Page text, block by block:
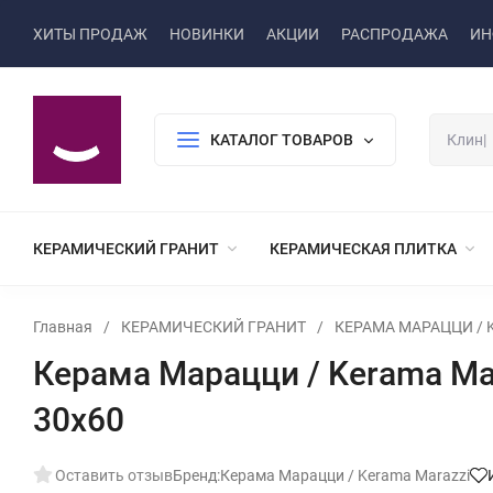
ХИТЫ ПРОДАЖ НОВИНКИ АКЦИИ РАСПРОДАЖА
КАТАЛОГ ТОВАРОВ
КЕРАМИЧЕСКИЙ ГРАНИТ КЕРАМИЧЕСКАЯ ПЛИТКА
Главная / КЕРАМИЧЕСКИЙ ГРАНИТ / КЕРАМА МАРАЦЦИ /
Керама Марацци / Kerama
30x60
Оставить отзывБренд:Керама Марацци / Kerama Marazzi